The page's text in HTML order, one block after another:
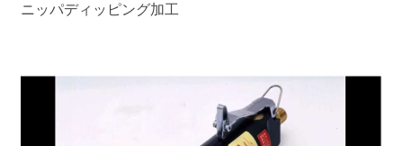
ニッパディッピング加工